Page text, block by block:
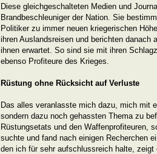
Diese gleichgeschalteten Medien und
Brandbeschleuniger der Nation. Sie
Politiker zu immer neuen kriegerischen
ihren Auslandsreisen und berichten danach
ihnen erwartet. So sind sie mit ihren
ebenso Profiteure des Krieges.
Rüstung ohne Rücksicht auf Verluste
Das alles veranlasste mich dazu, mich mit
sondern dazu noch gehassten Thema zu
Rüstungsetats und den Waffenprofiteuren,
suchte und fand nach einigen Recherchen
den ich für sehr aufschlussreich halte,